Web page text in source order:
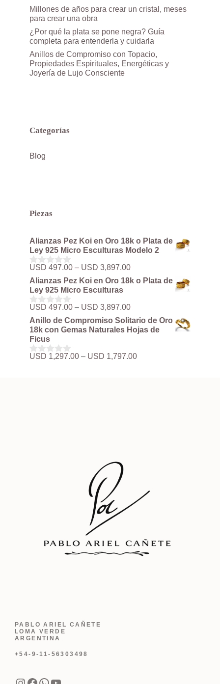
Millones de años para crear un cristal, meses
para crear una obra
¿Por qué la plata se pone negra? Guía
completa para entenderla y cuidarla
Anillos de Compromiso con Topacio,
Propiedades Espirituales, Energéticas y
Joyería de Lujo Consciente
Categorías
Blog
Piezas
Alianzas Pez Koi en Oro 18k o Plata de
Ley 925 Micro Esculturas Modelo 2
0
d
e
5
USD 497.00 – USD 3,897.00Rango
de
precios:
USD 497.00
USD 3,897.00
Alianzas Pez Koi en Oro 18k o Plata de
Ley 925 Micro Esculturas
0
d
e
5
USD 497.00 – USD 3,897.00Rango
de
precios:
desde
hasta
Anillo de Compromiso Solitario de Oro
18k con Gemas Naturales Hojas de
Ficus
0
USD 1,297.00 – USD 1,797.00Rango
PABLO ARIEL CAÑETE
LOMA VERDE
ARGENTINA
+54-9-11-56303498